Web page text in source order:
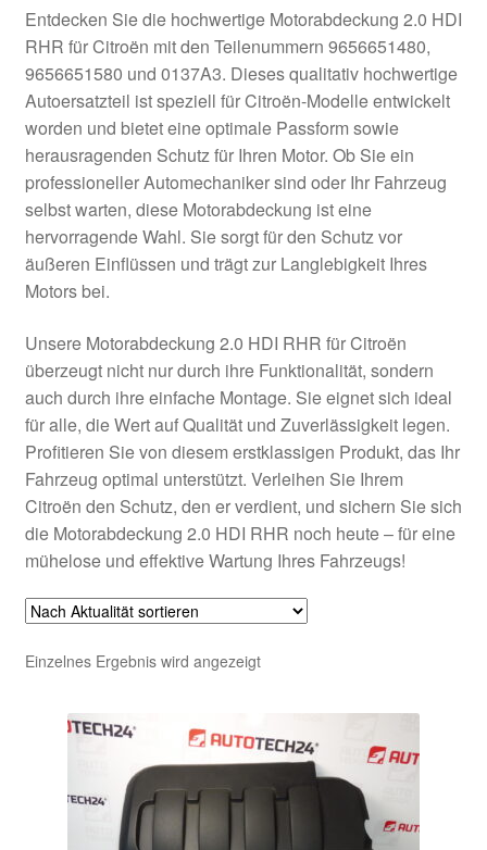
Impressum
Kasse
Kontakt
Lieferung
Mein Konto
Über uns
Warenkorb
Weltweiter Versand
Zahlungen
Entdecken Sie die hochwertige Motorabdeckung 2.0 HDI
RHR für Citroën mit den Teilenummern 9656651480,
9656651580 und 0137A3. Dieses qualitativ hochwertige
Autoersatzteil ist speziell für Citroën-Modelle entwickelt
worden und bietet eine optimale Passform sowie
herausragenden Schutz für Ihren Motor. Ob Sie ein
professioneller Automechaniker sind oder Ihr Fahrzeug
selbst warten, diese Motorabdeckung ist eine
hervorragende Wahl. Sie sorgt für den Schutz vor
äußeren Einflüssen und trägt zur Langlebigkeit Ihres
Motors bei.
Unsere Motorabdeckung 2.0 HDI RHR für Citroën
überzeugt nicht nur durch ihre Funktionalität, sondern
auch durch ihre einfache Montage. Sie eignet sich ideal
für alle, die Wert auf Qualität und Zuverlässigkeit legen.
Profitieren Sie von diesem erstklassigen Produkt, das Ihr
Fahrzeug optimal unterstützt. Verleihen Sie Ihrem
Citroën den Schutz, den er verdient, und sichern Sie sich
die Motorabdeckung 2.0 HDI RHR noch heute – für eine
mühelose und effektive Wartung Ihres Fahrzeugs!
Einzelnes Ergebnis wird angezeigt